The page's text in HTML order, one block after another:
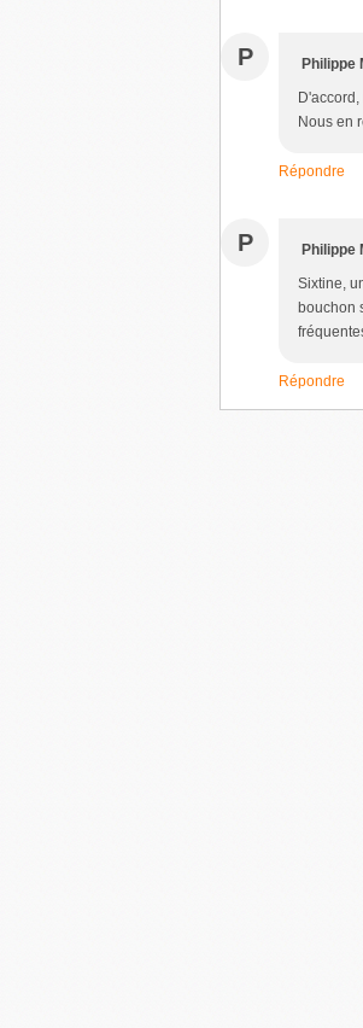
P Philippe
Nous en
Répondre
P Philippe
Sixtine,
bouchon
Répondre